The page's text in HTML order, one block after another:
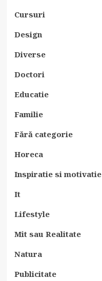
Cursuri
Design
Diverse
Doctori
Educatie
Familie
Fără categorie
Horeca
Inspiratie si motivatie
It
Lifestyle
Mit sau Realitate
Natura
Publicitate